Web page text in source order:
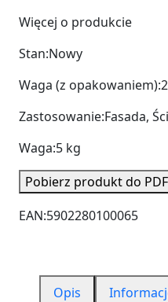
Więcej o produkcie
Stan:Nowy
Waga (z opakowaniem):
Zastosowanie:Fasada,
Waga:5 kg
Pobierz produkt do PDF
EAN:5902280100065
Opis